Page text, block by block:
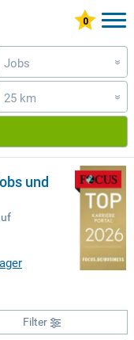
Jobs »
25 km »
und
Filter